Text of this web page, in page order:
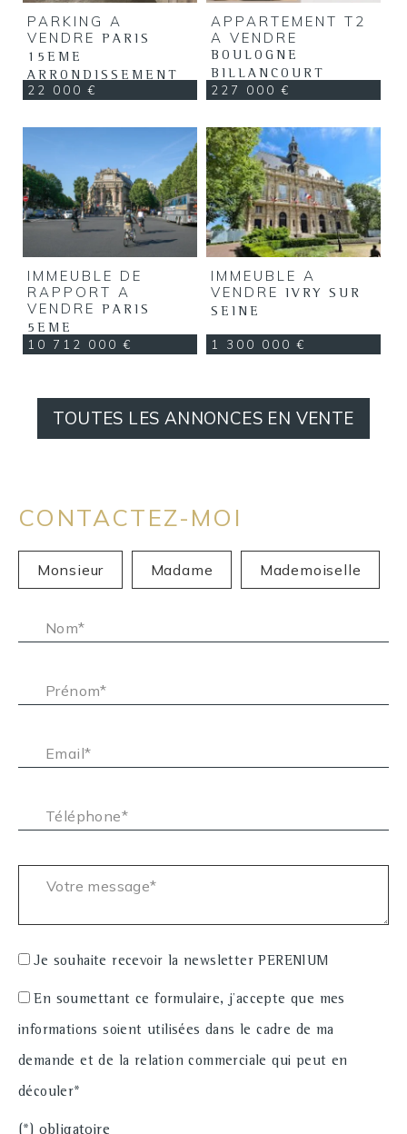
PARKING A
VENDRE
PARIS
15EME
ARRONDISSEMENT
22 000 €
APPARTEMENT T2
A VENDRE
BOULOGNE
BILLANCOURT
227 000 €
IMMEUBLE DE
RAPPORT A
VENDRE
PARIS
5EME
ARRONDISSEMENT
10 712 000 €
IMMEUBLE A
VENDRE
IVRY SUR
SEINE
1 300 000 €
TOUTES LES ANNONCES EN VENTE
CONTACTEZ-MOI
Civilité :
Monsieur Madame Mademoiselle
Votre message* :
Je souhaite recevoir la newsletter PERENIUM
En soumettant ce formulaire, j'accepte que mes
informations soient utilisées dans le cadre de ma
demande et de la relation commerciale qui peut en
découler*